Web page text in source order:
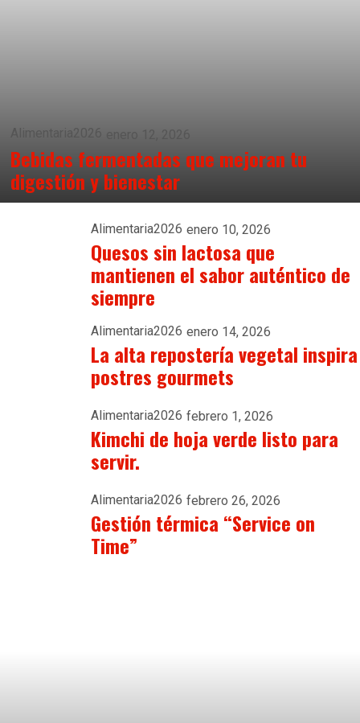
Alimentaria2026 enero 12, 2026
Bebidas fermentadas que mejoran tu
digestión y bienestar
Alimentaria2026 enero 10, 2026
Quesos sin lactosa que
mantienen el sabor auténtico de
siempre
Alimentaria2026 enero 14, 2026
La alta repostería vegetal inspira
postres gourmets
Alimentaria2026 febrero 1, 2026
Kimchi de hoja verde listo para
servir.
Alimentaria2026 febrero 26, 2026
Gestión térmica “Service on
Time”